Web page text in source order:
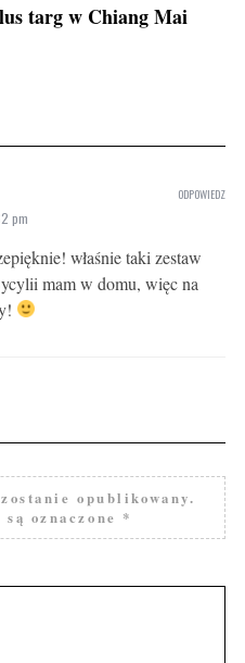
targ w Chiang Mai
pm
właśnie taki zestaw
mam w domu, więc na
ODPOWIEDZ
opublikowany.
oznaczone *